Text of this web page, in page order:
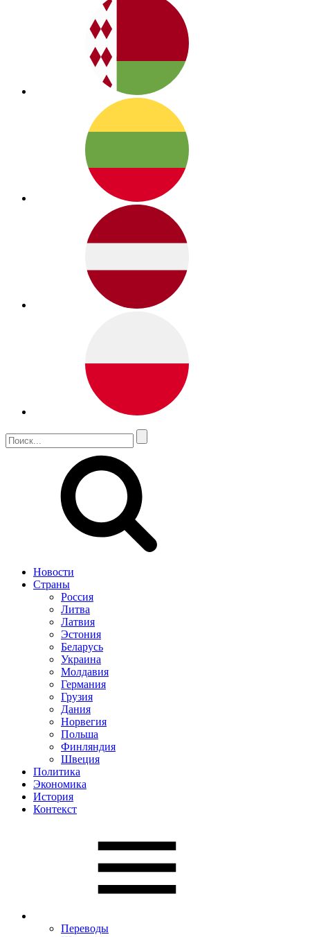
Новости
Страны
Россия
Литва
Латвия
Эстония
Беларусь
Украина
Молдавия
Германия
Грузия
Дания
Норвегия
Польша
Финляндия
Швеция
Политика
Экономика
История
Контекст
Переводы